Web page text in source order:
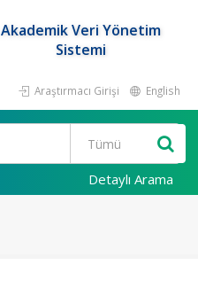
Akademik Veri Yönetim
Sistemi
Araştırmacı Girişi English
Detaylı Arama